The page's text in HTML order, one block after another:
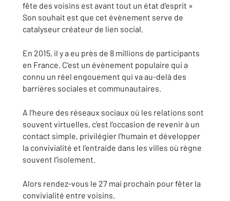
fête des voisins est avant tout un état d'esprit »
Son souhait est que cet évènement serve de
catalyseur créateur de lien social.
En 2015, il y a eu près de 8 millions de participants
en France. C’est un évènement populaire qui a
connu un réel engouement qui va au-delà des
barrières sociales et communautaires.
A l’heure des réseaux sociaux où les relations sont
souvent virtuelles, c’est l’occasion de revenir à un
contact simple, privilégier l’humain et développer
la convivialité et l’entraide dans les villes où règne
souvent l’isolement.
Alors rendez-vous le 27 mai prochain pour fêter la
convivialité entre voisins.